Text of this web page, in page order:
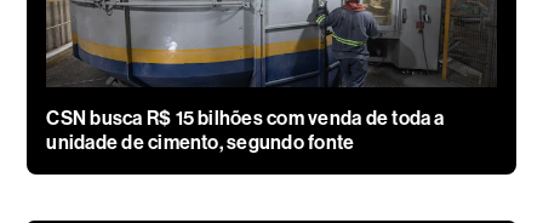
CSN busca R$ 15 bilhões com venda de toda a
unidade de cimento, segundo fonte